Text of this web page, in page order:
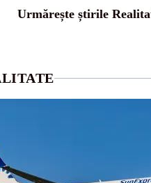
Urmărește știrile